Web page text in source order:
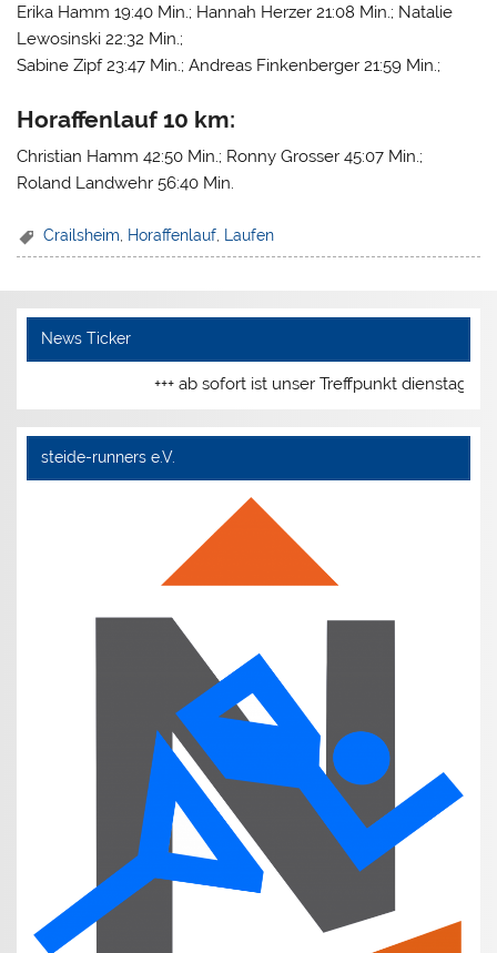
Erika Hamm 19:40 Min.; Hannah Herzer 21:08 Min.; Natalie
Lewosinski 22:32 Min.;
Sabine Zipf 23:47 Min.; Andreas Finkenberger 21:59 Min.;
Horaffenlauf 10 km:
Christian Hamm 42:50 Min.; Ronny Grosser 45:07 Min.;
Roland Landwehr 56:40 Min.
Crailsheim Horaffenlauf Laufen
News Ticker
+++ ab sofort ist unser Treffpunkt dienstags
steide-runners e.V.